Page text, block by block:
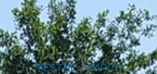
MESTRE - PARCO